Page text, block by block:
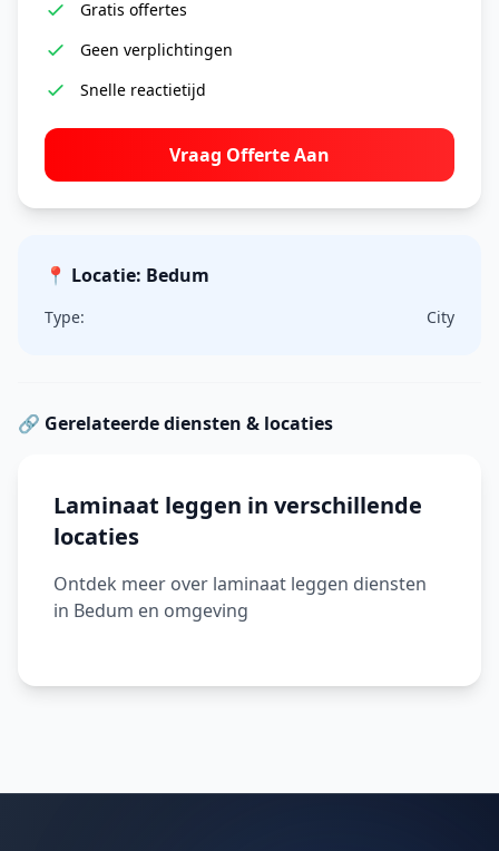
Gratis offertes
Geen verplichtingen
Snelle reactietijd
Vraag Offerte Aan
📍 Locatie: Bedum
Type: City
🔗 Gerelateerde diensten & locaties
Laminaat leggen in verschillende
locaties
Ontdek meer over laminaat leggen diensten
in Bedum en omgeving